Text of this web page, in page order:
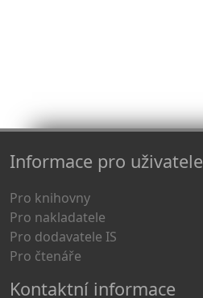
Informace pro uživatele
Pro knihovny
Pro nakladatele
Pro dodavatele IS
Pro čtenáře
Kontaktní informace